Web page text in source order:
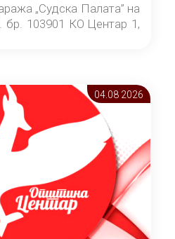
„Судска Палата” на
103901 КО Центар 1,
за времетраење од 3
на потпишувањето на
со најповолниот
04.08 2026